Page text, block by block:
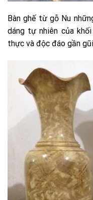
Bàn ghế từ gỗ Nu
dáng tự nhiên của
thực và độc đáo gần